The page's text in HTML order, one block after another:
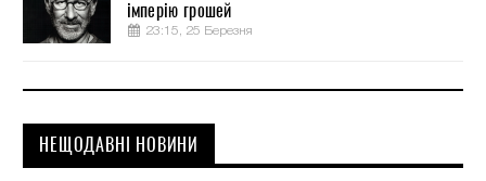
імперію грошей
23:15, 25 Березня
НЕЩОДАВНІ НОВИНИ